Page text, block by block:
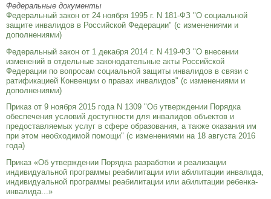
Федеральные документы
Федеральный закон от 24 ноября 1995 г. N 181-ФЗ "О социальной
защите инвалидов в Российской Федерации" (с изменениями и
дополнениями)
Федеральный закон от 1 декабря 2014 г. N 419-ФЗ "О внесении
изменений в отдельные законодательные акты Российской
Федерации по вопросам социальной защиты инвалидов в связи с
ратификацией Конвенции о правах инвалидов" (с изменениями и
дополнениями)
Приказ от 9 ноября 2015 года N 1309 "Об утверждении Порядка
обеспечения условий доступности для инвалидов объектов и
предоставляемых услуг в сфере образования, а также оказания им
при этом необходимой помощи" (с изменениями на 18 августа 2016
года)
Приказ «Об утверждении Порядка разработки и реализации
индивидуальной программы реабилитации или абилитации инвалида,
индивидуальной программы реабилитации или абилитации ребенка-
инвалида...»